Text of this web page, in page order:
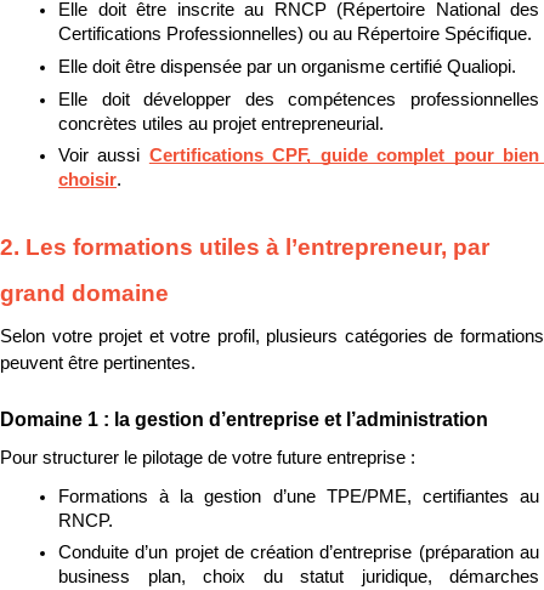
Elle doit être inscrite au RNCP (Répertoire National des
Certifications Professionnelles) ou au Répertoire Spécifique.
Elle doit être dispensée par un organisme certifié Qualiopi.
Elle doit développer des compétences professionnelles
concrètes utiles au projet entrepreneurial.
Voir aussi Certifications CPF, guide complet pour bien
choisir.
2. Les formations utiles à l’entrepreneur, par
grand domaine
Selon votre projet et votre profil, plusieurs catégories de formations
peuvent être pertinentes.
Domaine 1 : la gestion d’entreprise et l’administration
Pour structurer le pilotage de votre future entreprise :
Formations à la gestion d’une TPE/PME, certifiantes au
RNCP.
Conduite d’un projet de création d’entreprise (préparation au
business plan, choix du statut juridique, démarches